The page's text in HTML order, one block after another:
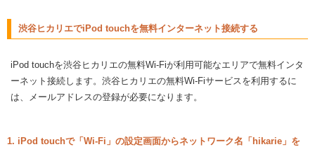
渋谷ヒカリエでiPod touchを無料インターネット接続する
iPod touchを渋谷ヒカリエの無料Wi-Fiが利用可能なエリアで無料インタ
ーネット接続します。渋谷ヒカリエの無料Wi-Fiサービスを利用するに
は、メールアドレスの登録が必要になります。
1. iPod touchで「Wi-Fi」の設定画面からネットワーク名「hikarie」を